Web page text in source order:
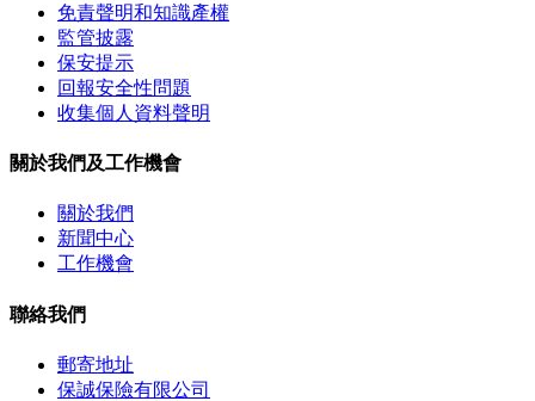
免責聲明和知識產權
監管披露
保安提示
回報安全性問題
收集個人資料聲明
關於我們及工作機會
關於我們
新聞中心
工作機會
聯絡我們
郵寄地址
保誠保險有限公司